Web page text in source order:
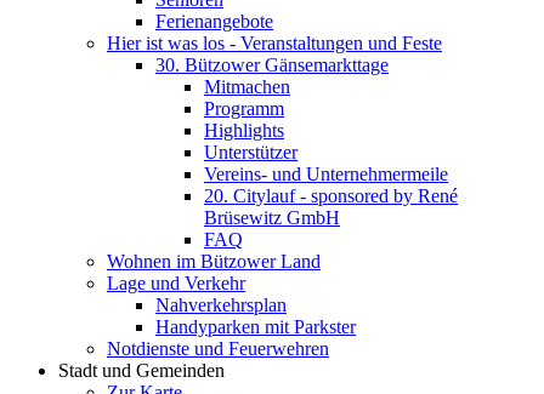
Ferienangebote
Hier ist was los - Veranstaltungen und Feste
30. Bützower Gänsemarkttage
Mitmachen
Programm
Highlights
Unterstützer
Vereins- und Unternehmermeile
20. Citylauf - sponsored by René
Brüsewitz GmbH
FAQ
Wohnen im Bützower Land
Lage und Verkehr
Nahverkehrsplan
Handyparken mit Parkster
Notdienste und Feuerwehren
Stadt und Gemeinden